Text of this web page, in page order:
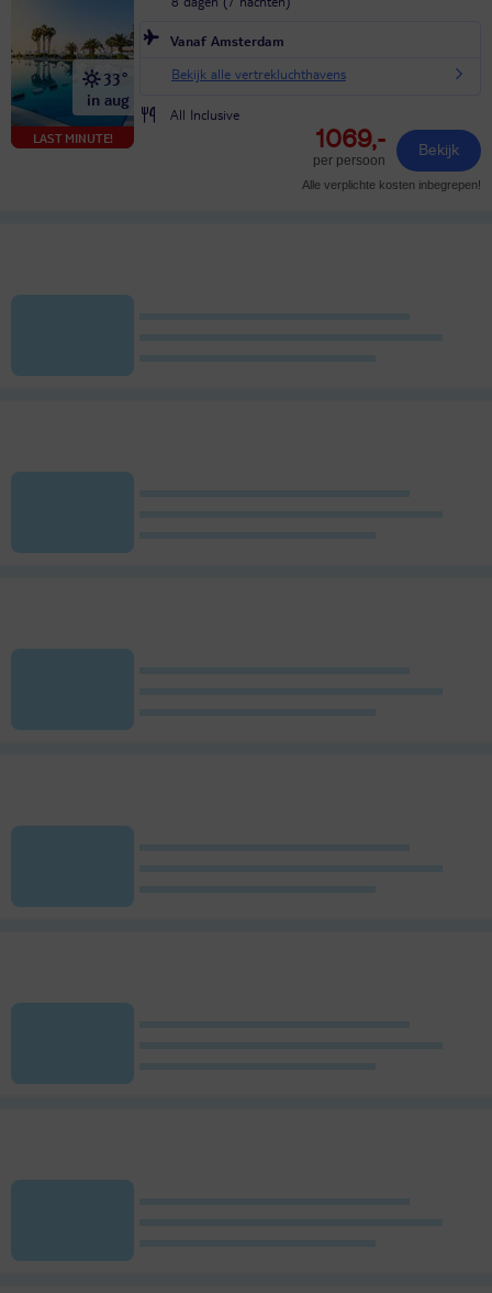
LAST MINUTE!
33°
in aug
Vanaf Amsterdam
Bekijk alle vertrekluchthavens
All Inclusive
1069,-
per persoon
Bekijk
Alle verplichte kosten inbegrepen!